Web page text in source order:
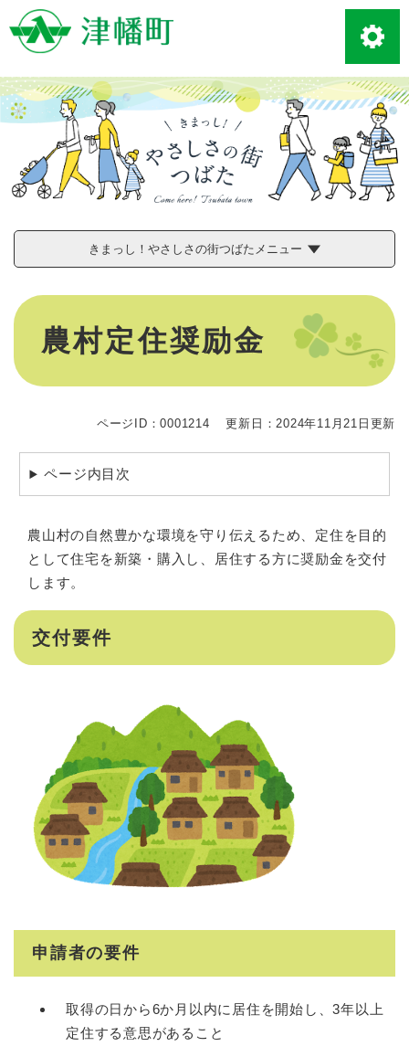
ー
先
頭
で
きまっし！やさしさの街つばたメニュー
本
農村定住奨励金
ページID：0001214 更新日：2024年11月21日更新
ページ内目次
農山村の自然豊かな環境を守り伝えるため、定住を目的
として住宅を新築・購入し、居住する方に奨励金を交付
します。
交付要件
申請者の要件
取得の日から6か月以内に居住を開始し、3年以上
定住する意思があること